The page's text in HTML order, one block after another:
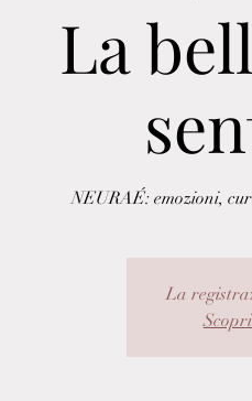
La
NEURAÉ: emozioni,
La